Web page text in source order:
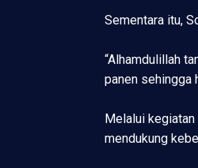
Sementara itu,
“Alhamdulillah
panen sehingga
Melalui
mendukung